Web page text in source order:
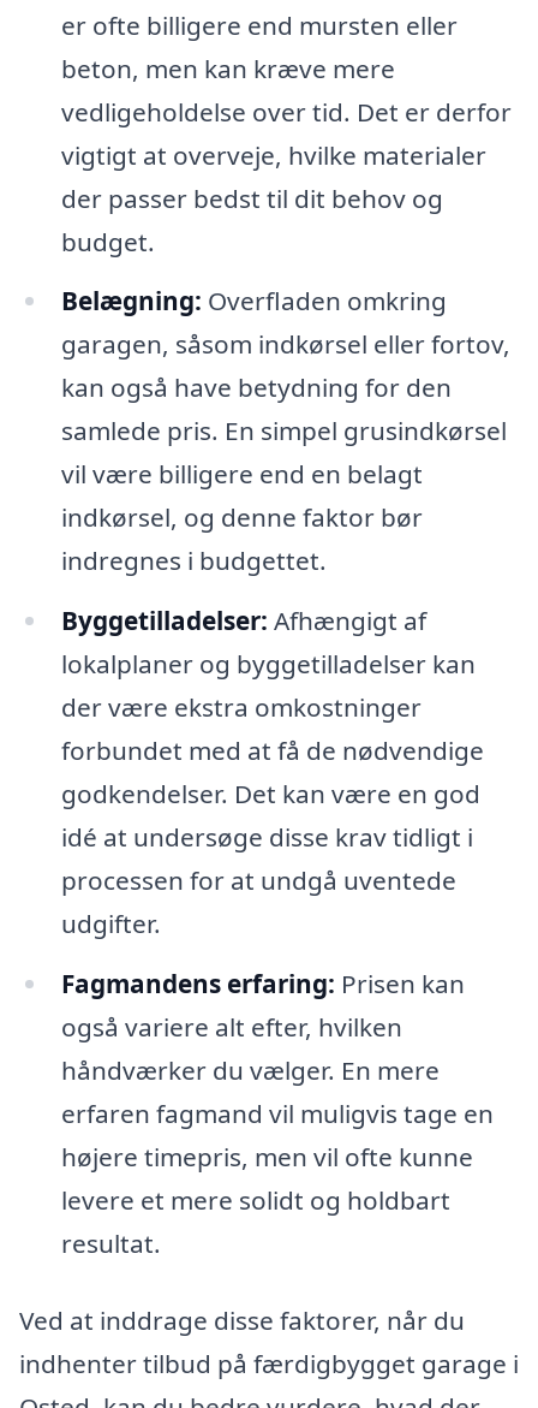
er ofte billigere end mursten eller
beton, men kan kræve mere
vedligeholdelse over tid. Det er derfor
vigtigt at overveje, hvilke materialer
der passer bedst til dit behov og
budget.
Belægning: Overfladen omkring
garagen, såsom indkørsel eller fortov,
kan også have betydning for den
samlede pris. En simpel grusindkørsel
vil være billigere end en belagt
indkørsel, og denne faktor bør
indregnes i budgettet.
Byggetilladelser: Afhængigt af
lokalplaner og byggetilladelser kan
der være ekstra omkostninger
forbundet med at få de nødvendige
godkendelser. Det kan være en god
idé at undersøge disse krav tidligt i
processen for at undgå uventede
udgifter.
Fagmandens erfaring: Prisen kan
også variere alt efter, hvilken
håndværker du vælger. En mere
erfaren fagmand vil muligvis tage en
højere timepris, men vil ofte kunne
levere et mere solidt og holdbart
resultat.
Ved at inddrage disse faktorer, når du
indhenter tilbud på færdigbygget garage i